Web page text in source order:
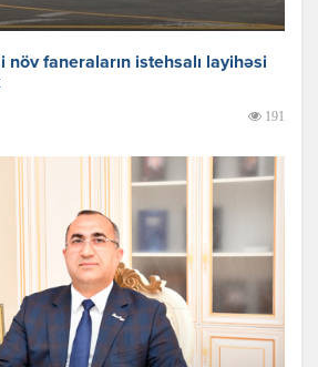
növ faneraların istehsalı layihəsi
191